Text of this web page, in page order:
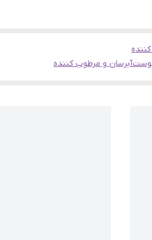
آبرسان و مرطوب کننده